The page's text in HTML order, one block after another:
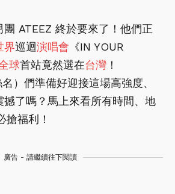
團 ATEEZ 終於要來了！他們正
界巡迴演唱會 《IN YOUR
球首站竟然選在台灣 ！
）們準備好迎接這場高強度、
撼了嗎？馬上來看所有時間、地
搶福利！
廣告 - 請繼續往下閱讀